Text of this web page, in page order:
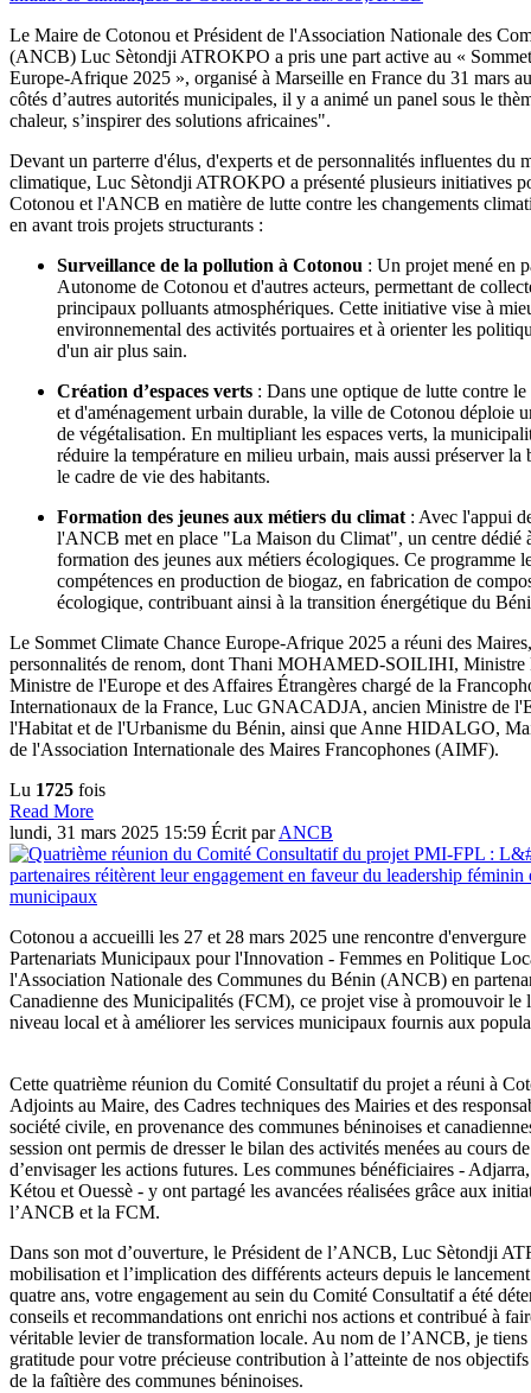
Le Maire de Cotonou et Président de l'Association Nationale des
(ANCB) Luc Sètondji ATROKPO a pris une part active au «
Europe-Afrique 2025 », organisé à Marseille en France du 31 mars
côtés d’autres autorités municipales, il y a animé un panel sous le
chaleur, s’inspirer des solutions africaines".
Devant un parterre d'élus, d'experts et de personnalités influentes du
climatique, Luc Sètondji ATROKPO a présenté plusieurs initiatives
Cotonou et l'ANCB en matière de lutte contre les changements
en avant trois projets structurants :
Surveillance de la pollution à Cotonou : Un projet mené en
Autonome de Cotonou et d'autres acteurs, permettant de
principaux polluants atmosphériques. Cette initiative vise à
environnemental des activités portuaires et à orienter les
d'un air plus sain.
Création d’espaces verts : Dans une optique de lutte contre
et d'aménagement urbain durable, la ville de Cotonou déploie
de végétalisation. En multipliant les espaces verts, la
réduire la température en milieu urbain, mais aussi préserver
le cadre de vie des habitants.
Formation des jeunes aux métiers du climat : Avec l'appui
l'ANCB met en place "La Maison du Climat", un centre dédié
formation des jeunes aux métiers écologiques. Ce programme
compétences en production de biogaz, en fabrication de
écologique, contribuant ainsi à la transition énergétique du
Le Sommet Climate Chance Europe-Afrique 2025 a réuni des
personnalités de renom, dont Thani MOHAMED-SOILIHI, Ministre
Ministre de l'Europe et des Affaires Étrangères chargé de la
Internationaux de la France, Luc GNACADJA, ancien Ministre de
l'Habitat et de l'Urbanisme du Bénin, ainsi que Anne HIDALGO,
de l'Association Internationale des Maires Francophones (AIMF).
Lu 1725 fois
Read More
lundi, 31 mars 2025 15:59 Écrit parANCB
Cotonou a accueilli les 27 et 28 mars 2025 une rencontre
Partenariats Municipaux pour l'Innovation - Femmes en Politique
l'Association Nationale des Communes du Bénin (ANCB) en
Canadienne des Municipalités (FCM), ce projet vise à promouvoir le
niveau local et à améliorer les services municipaux fournis aux
Cette quatrième réunion du Comité Consultatif du projet a réuni à
Adjoints au Maire, des Cadres techniques des Mairies et des
société civile, en provenance des communes béninoises et
session ont permis de dresser le bilan des activités menées au cours
d’envisager les actions futures. Les communes bénéficiaires -
Kétou et Ouessè - y ont partagé les avancées réalisées grâce aux
l’ANCB et la FCM.
Dans son mot d’ouverture, le Président de l’ANCB, Luc Sètondji
mobilisation et l’implication des différents acteurs depuis le
quatre ans, votre engagement au sein du Comité Consultatif a été
conseils et recommandations ont enrichi nos actions et contribué à
véritable levier de transformation locale. Au nom de l’ANCB, je
gratitude pour votre précieuse contribution à l’atteinte de nos
de la faîtière des communes béninoises.